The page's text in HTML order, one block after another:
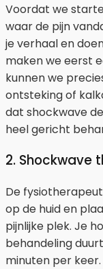
Voordat we
waar de pijn
je verhaal en
maken we eerst
kunnen we
ontsteking of
dat shockwave
heel gericht
2. Shockwave
De
op de huid en
pijnlijke plek. Je
behandeling
minuten per keer.